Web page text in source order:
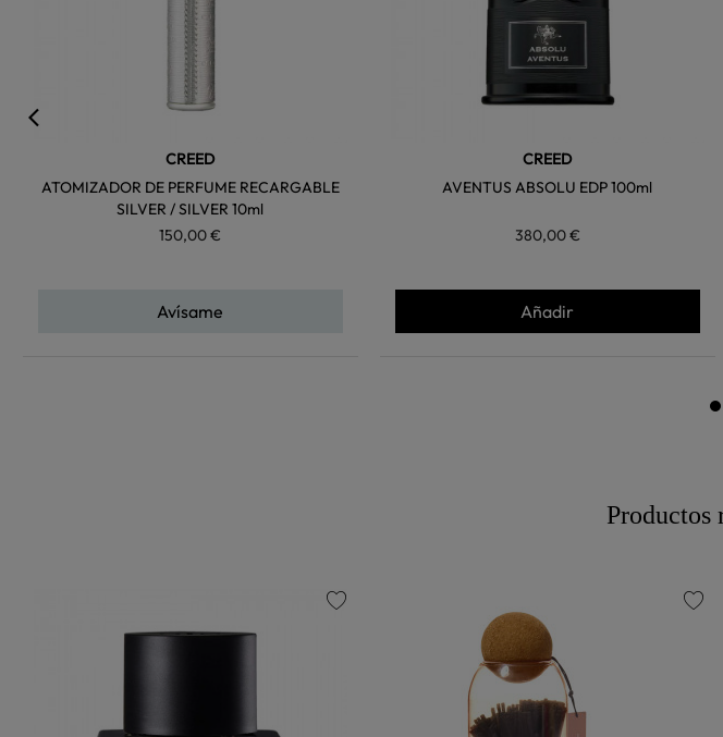
CREED
ATOMIZADOR DE PERFUME RECARGABLE
SILVER / SILVER 10ml
150,00 €
Avísame
CREED
AVENTUS ABSOLU EDP 100ml
380,00 €
Añadir
Productos